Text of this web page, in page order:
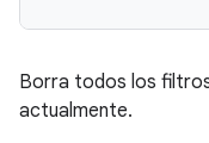
Borra todos los
actualmente.